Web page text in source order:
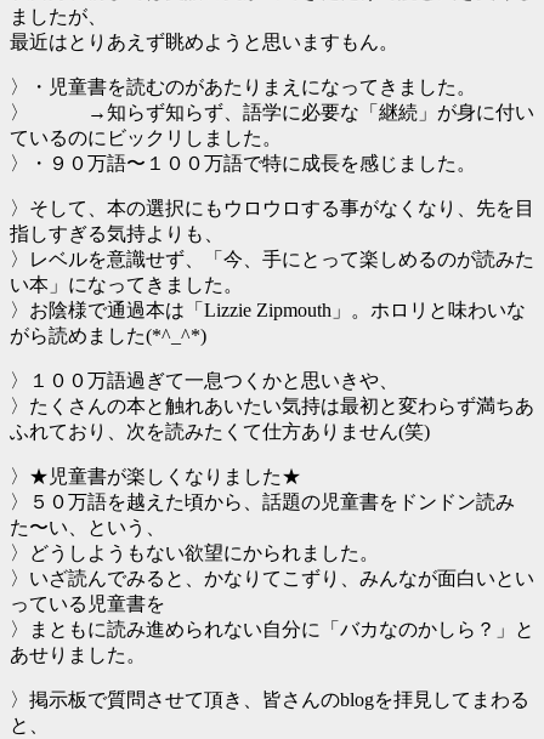
ましたが、
最近はとりあえず眺めようと思いますもん。
〉・児童書を読むのがあたりまえになってきました。
〉 →知らず知らず、語学に必要な「継続」が身に付い
ているのにビックリしました。
〉・９０万語〜１００万語で特に成長を感じました。
〉そして、本の選択にもウロウロする事がなくなり、先を目
指しすぎる気持よりも、
〉レベルを意識せず、「今、手にとって楽しめるのが読みた
い本」になってきました。
〉お陰様で通過本は「Lizzie Zipmouth」。ホロリと味わいな
がら読めました(*^_^*)
〉１００万語過ぎて一息つくかと思いきや、
〉たくさんの本と触れあいたい気持は最初と変わらず満ちあ
ふれており、次を読みたくて仕方ありません(笑)
〉★児童書が楽しくなりました★
〉５０万語を越えた頃から、話題の児童書をドンドン読み
た〜い、という、
〉どうしようもない欲望にかられました。
〉いざ読んでみると、かなりてこずり、みんなが面白いとい
っている児童書を
〉まともに読み進められない自分に「バカなのかしら？」と
あせりました。
〉掲示板で質問させて頂き、皆さんのblogを拝見してまわる
と、